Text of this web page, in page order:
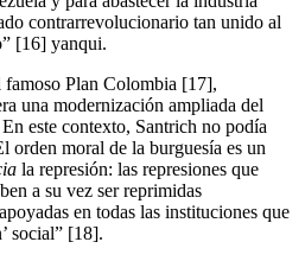
contrarrevolucionario tan unido al
[16] yanqui.
famoso Plan Colombia [17],
una modernización ampliada del
este contexto, Santrich no podía
orden moral de la burguesía es un
la represión: las represiones que
a su vez ser reprimidas
en todas las instituciones que
social” [18].